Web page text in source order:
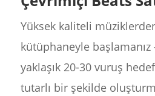
Yüksek kaliteli
kütüphaneyle başlamanız
yaklaşık 20-30 vuruş
tutarlı bir şekilde